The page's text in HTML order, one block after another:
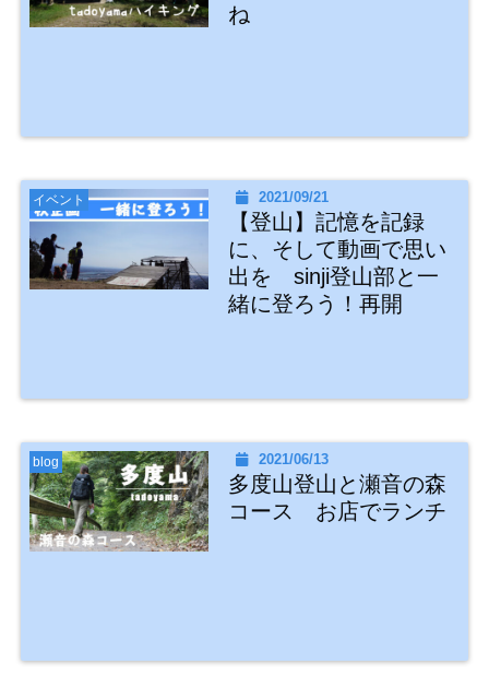
ね
イベント 2021/09/21
【登山】記憶を記録
に、そして動画で思い
出を sinji登山部と一
緒に登ろう！再開
blog 2021/06/13
多度山登山と瀬音の森
コース お店でランチ